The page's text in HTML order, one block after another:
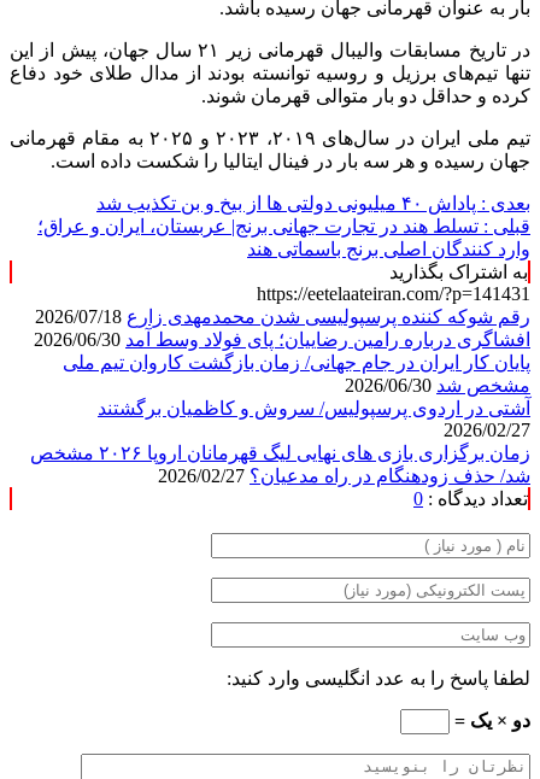
بار به عنوان قهرمانی جهان رسیده باشد.
در تاریخ مسابقات والیبال قهرمانی زیر ۲۱ سال جهان، پیش از این
تنها تیم‌های برزیل و روسیه توانسته بودند از مدال طلای خود دفاع
کرده و حداقل دو بار متوالی قهرمان شوند.
تیم ملی ایران در سال‌های ۲۰۱۹، ۲۰۲۳ و ۲۰۲۵ به مقام قهرمانی
جهان رسیده و هر سه بار در فینال ایتالیا را شکست داده است.
بعدی : پاداش ۴۰ میلیونی دولتی ها از بیخ و بن تکذیب شد
قبلی : تسلط هند در تجارت جهانی برنج| عربستان، ایران و عراق؛
وارد کنندگان اصلی برنج باسماتی هند
به اشتراک بگذارید
https://eetelaateiran.com/?p=141431
رقم شوکه کننده پرسپولیسی شدن محمدمهدی زارع
افشاگری درباره رامین رضاییان؛ پای فولاد وسط آمد
پایان کار ایران در جام جهانی/ زمان بازگشت کاروان تیم ملی
مشخص شد
آشتی در اردوی پرسپولیس/ سروش و کاظمیان برگشتند
2026/02/27
زمان برگزاری بازی های نهایی لیگ قهرمانان اروپا ۲۰۲۶ مشخص
شد/ حذف زودهنگام در راه مدعیان؟
تعداد دیدگاه : 0
لطفا پاسخ را به عدد انگلیسی وارد کنید:
دو × یک =